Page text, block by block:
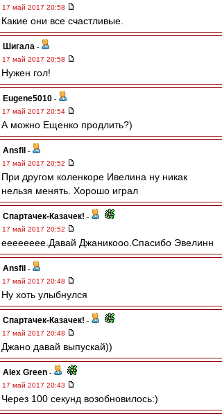
17 май 2017 20:58
Какие они все счастливые.
Шигала -
17 май 2017 20:58
Нужен гол!
Eugene5010 -
17 май 2017 20:54
А можно Ещенко продлить?)
Ansfil -
17 май 2017 20:52
При другом коленкоре Ивелина ну никак
нельзя менять. Хорошо играл
Спартачек-Казачек! -
17 май 2017 20:52
ееееееее.Давай Джаникооо.Спасибо Эвелинн
Ansfil -
17 май 2017 20:48
Ну хоть улыбнулся
Спартачек-Казачек! -
17 май 2017 20:48
Джано давай выпускай))
Alex Green -
17 май 2017 20:43
Через 100 секунд возобновилось:)